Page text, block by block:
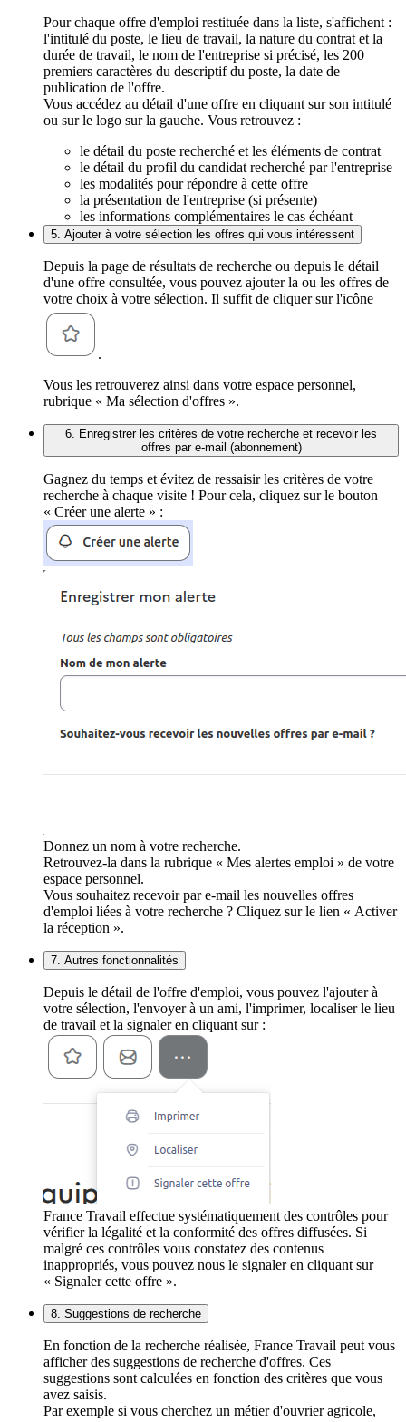
Pour chaque offre d'emploi restituée dans la liste, s'affichent :
l'intitulé du poste, le lieu de travail, la nature du contrat et la
durée de travail, le nom de l'entreprise si précisé, les 200
premiers caractères du descriptif du poste, la date de
publication de l'offre.
Vous accédez au détail d'une offre en cliquant sur son intitulé
ou sur le logo sur la gauche. Vous retrouvez :
le détail du poste recherché et les éléments de contrat
le détail du profil du candidat recherché par l'entreprise
les modalités pour répondre à cette offre
la présentation de l'entreprise (si présente)
les informations complémentaires le cas échéant
5. Ajouter à votre sélection les offres qui vous intéressent
Depuis la page de résultats de recherche ou depuis le détail
d'une offre consultée, vous pouvez ajouter la ou les offres de
votre choix à votre sélection. Il suffit de cliquer sur l'icône
.
Vous les retrouverez ainsi dans votre espace personnel,
rubrique « Ma sélection d'offres ».
6. Enregistrer les critères de votre recherche et recevoir les
offres par e-mail (abonnement)
Gagnez du temps et évitez de ressaisir les critères de votre
recherche à chaque visite ! Pour cela, cliquez sur le bouton
« Créer une alerte » :
Donnez un nom à votre recherche.
Retrouvez-la dans la rubrique « Mes alertes emploi » de votre
espace personnel.
Vous souhaitez recevoir par e-mail les nouvelles offres
d'emploi liées à votre recherche ? Cliquez sur le lien « Activer
la réception ».
7. Autres fonctionnalités
Depuis le détail de l'offre d'emploi, vous pouvez l'ajouter à
votre sélection, l'envoyer à un ami, l'imprimer, localiser le lieu
de travail et la signaler en cliquant sur :
France Travail effectue systématiquement des contrôles pour
vérifier la légalité et la conformité des offres diffusées. Si
malgré ces contrôles vous constatez des contenus
inappropriés, vous pouvez nous le signaler en cliquant sur
« Signaler cette offre ».
8. Suggestions de recherche
En fonction de la recherche réalisée, France Travail peut vous
afficher des suggestions de recherche d'offres. Ces
suggestions sont calculées en fonction des critères que vous
avez saisis.
Par exemple si vous cherchez un métier d'ouvrier agricole,